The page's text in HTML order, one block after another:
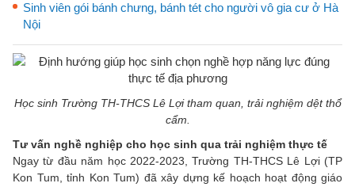
Sinh viên gói bánh chưng, bánh tét cho người vô gia cư ở Hà
Nội
Học sinh Trường TH-THCS Lê Lợi tham quan, trải nghiệm dệt thổ
cẩm.
Tư vấn nghề nghiệp cho học sinh qua trải nghiệm thực tế
Ngay từ đầu năm học 2022-2023, Trường TH-THCS Lê Lợi (TP
Kon Tum, tỉnh Kon Tum) đã xây dựng kế hoạch hoạt động giáo